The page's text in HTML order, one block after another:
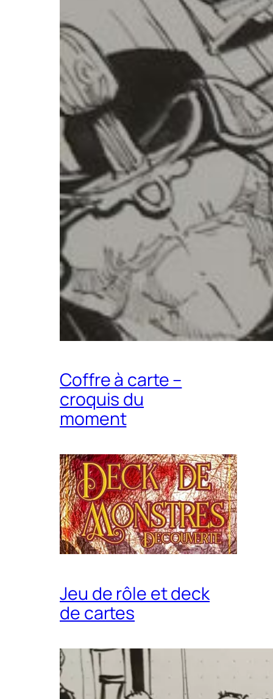
Coffre à carte –
croquis du
moment
Jeu de rôle et deck
de cartes